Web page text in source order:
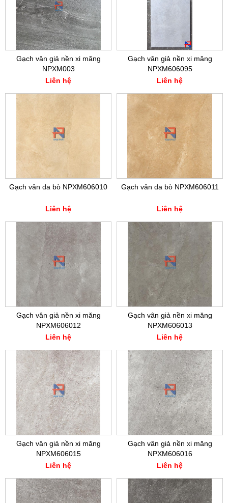
Gạch vân giả nền xi măng
NPXM003
Liên hệ
Gạch vân giả nền xi măng
NPXM606095
Liên hệ
Gạch vân da bò NPXM606010
Liên hệ
Gạch vân da bò NPXM606011
Liên hệ
Gạch vân giả nền xi măng
NPXM606012
Liên hệ
Gạch vân giả nền xi măng
NPXM606013
Liên hệ
Gạch vân giả nền xi măng
NPXM606015
Liên hệ
Gạch vân giả nền xi măng
NPXM606016
Liên hệ